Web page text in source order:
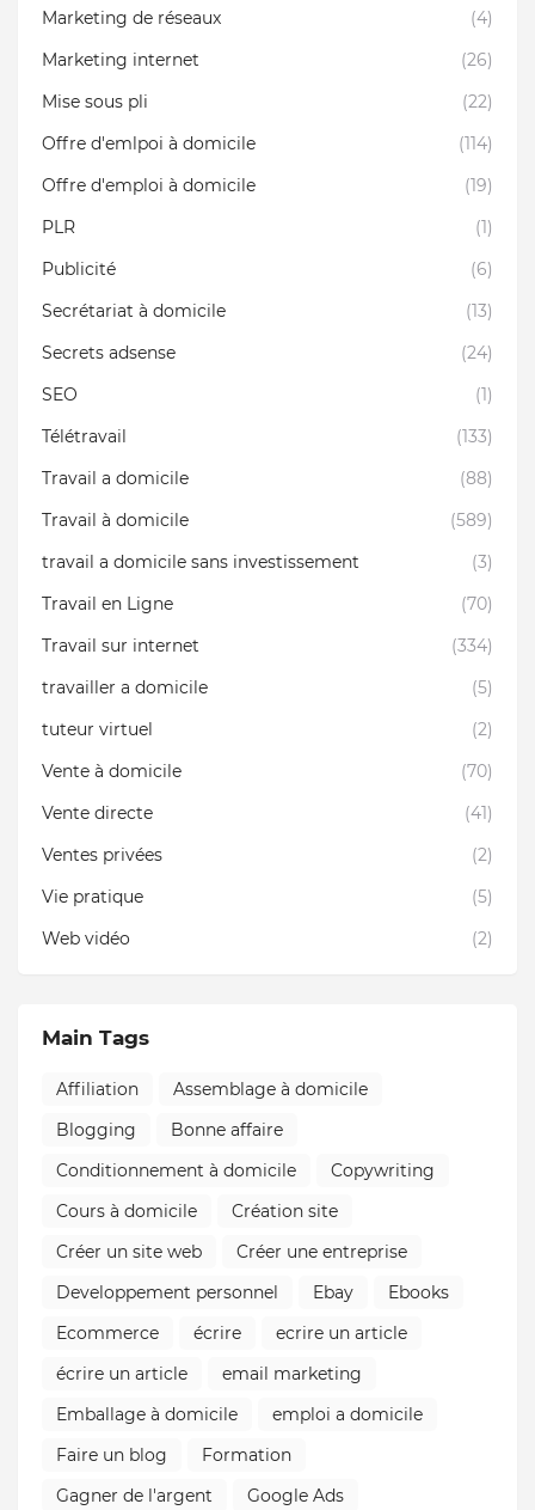
Marketing de réseaux
(4)
Marketing internet
(26)
Mise sous pli
(22)
Offre d'emlpoi à domicile
(114)
Offre d'emploi à domicile
(19)
PLR
(1)
Publicité
(6)
Secrétariat à domicile
(13)
Secrets adsense
(24)
SEO
(1)
Télétravail
(133)
Travail a domicile
(88)
Travail à domicile
(589)
travail a domicile sans investissement
(3)
Travail en Ligne
(70)
Travail sur internet
(334)
travailler a domicile
(5)
tuteur virtuel
(2)
Vente à domicile
(70)
Vente directe
(41)
Ventes privées
(2)
Vie pratique
(5)
Web vidéo
(2)
Main Tags
Affiliation
Assemblage à domicile
Blogging
Bonne affaire
Conditionnement à domicile
Copywriting
Cours à domicile
Création site
Créer un site web
Créer une entreprise
Developpement personnel
Ebay
Ebooks
Ecommerce
écrire
ecrire un article
écrire un article
email marketing
Emballage à domicile
emploi a domicile
Faire un blog
Formation
Gagner de l'argent
Google Ads